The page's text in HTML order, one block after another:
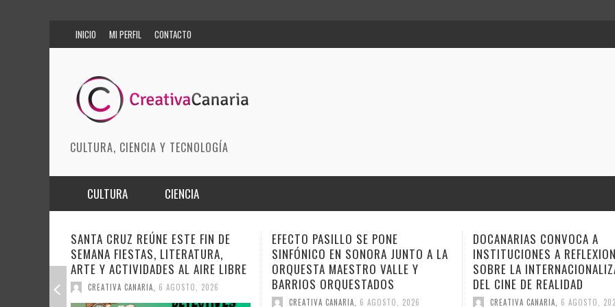
INICIO MI PERFIL CONTACTO
CULTURA, CIENCIA Y TECNOLOGÍA
CULTURA
ARTES ESCÉNICAS
MODA
CIENCIA
INNOVACIÓN
CIENCIAS DE LA TIERRA
EFECTO PASILLO SE PONE
SINFÓNICO EN SONORA JUNTO A LA
ORQUESTA MAESTRO VALLE Y
BARRIOS ORQUESTADOS
CREATIVA CANARIA, 6 AGOSTO, 2026
DOCANARIAS CONVOCA A
INSTITUCIONES A REFLEXIONAR
SOBRE LA INTERNACIONALIZACIÓN
DEL CINE DE REALIDAD
CREATIVA CANARIA 6 AGOSTO, 2026
ANA TOVAR, FIDEL GALBÁN Y
GEMAGE LLEVAN SUS
ESTE FIN DE SEMANA A
CUENTO
CREATIVA CANARIA 6 AGOSTO,